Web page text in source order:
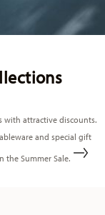
with attractive discounts.
and special gift
Summer Sale.